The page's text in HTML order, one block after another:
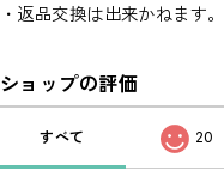
・返品交換は出来かねます
ショップの評価
すべて 20